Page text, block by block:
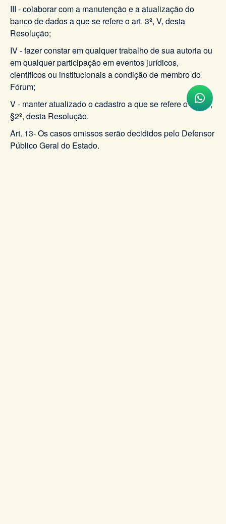
III - colaborar com a manutenção e a atualização do
banco de dados a que se refere o art. 3º, V, desta
Resolução;
IV - fazer constar em qualquer trabalho de sua autoria ou
em qualquer participação em eventos jurídicos,
científicos ou institucionais a condição de membro do
Fórum;
V - manter atualizado o cadastro a que se refere o art. 5º,
§2º, desta Resolução.
Art. 13- Os casos omissos serão decididos pelo Defensor
Público Geral do Estado.